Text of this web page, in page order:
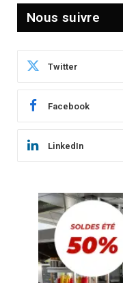
Nous suivre
Twitter
Facebook
LinkedIn